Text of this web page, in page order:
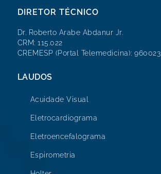
DIRETOR TÉCNICO
Dr. Roberto Arabe Abdanur Jr.
CRM: 115.022
CREMESP (Portal Telemedicina): 960023
LAUDOS
Acuidade Visual
Eletrocardiograma
Eletroencefalograma
Espirometria